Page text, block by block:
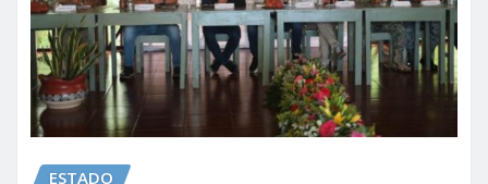
ESTADO